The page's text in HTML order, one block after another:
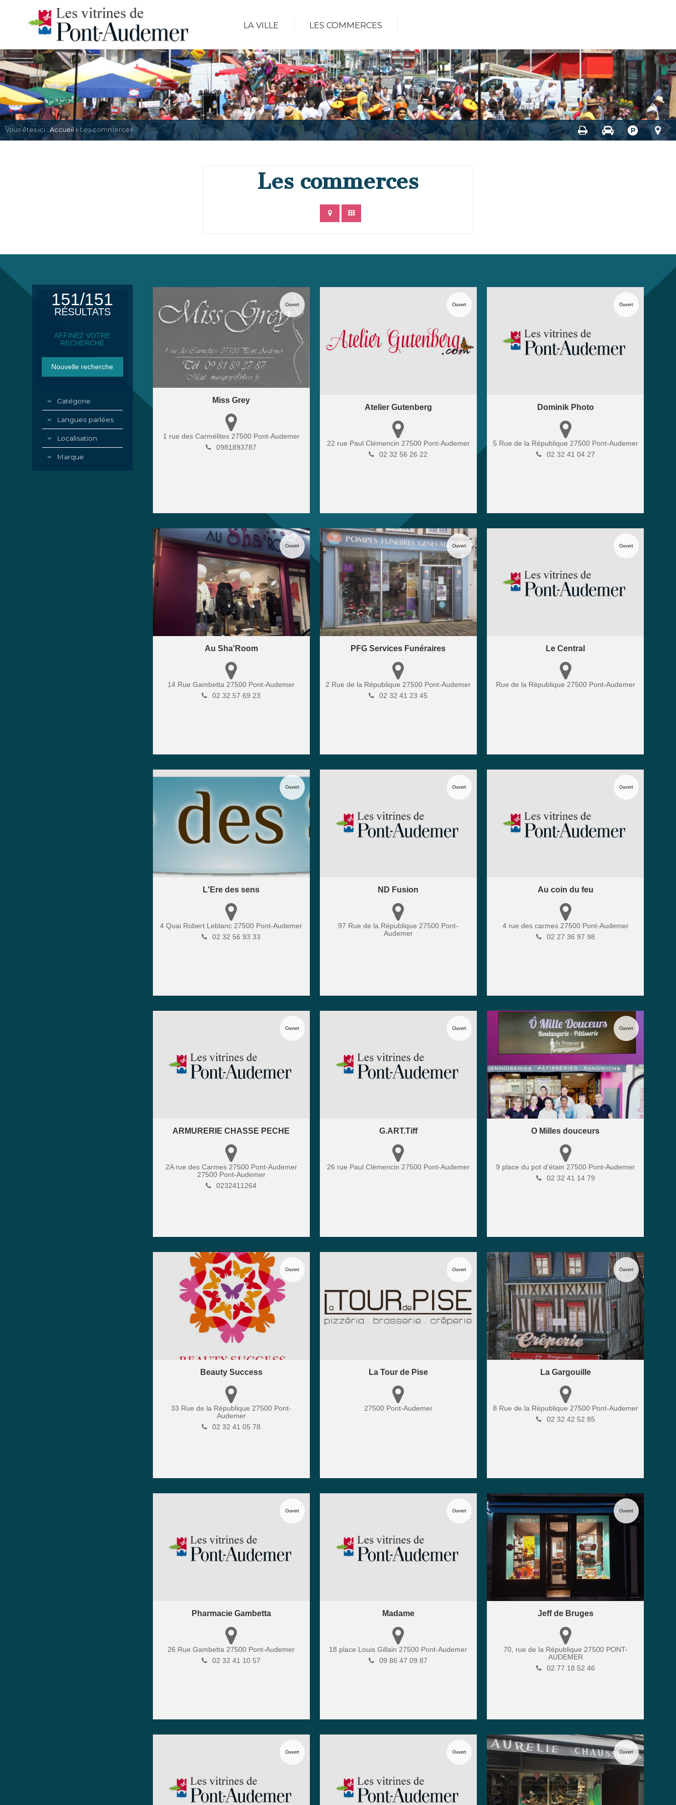
LA VILLE LES COMMERCES
Vous êtes ici :Accueil » Les commerces
Les commerces
151/151
RÉSULTATS
AFFINEZ VOTRE
RECHERCHE
Catégorie
Langues parlées
Localisation
Marque
Miss Grey
1 rue des Carmélites 27500 Pont-Audemer
0981893787
Ouvert
Atelier Gutenberg
22 rue Paul Clémencin 27500 Pont-Audemer
02 32 56 26 22
Ouvert
Dominik Photo
5 Rue de la République 27500 Pont-Audemer
02 32 41 04 27
Ouvert
Au Sha'Room
14 Rue Gambetta27500 Pont-Audemer
02 32 57 69 23
Ouvert
PFG Services Funéraires
2 Rue de la République27500 Pont-Audemer
02 32 41 23 45
Ouvert
Le Central
Rue de la République 27500 Pont-Audemer
Ouvert
L'Ere des sens
4 Quai Robert Leblanc27500 Pont-Audemer
02 32 56 93 33
Ouvert
ND Fusion
97 Rue de la République27500 Pont-
Audemer
Ouvert
Au coin du feu
4 rue des carmes 27500 Pont-Audemer
02 27 36 97 98
Ouvert
ARMURERIE CHASSE PECHE
2A rue des Carmes 27500 Pont-Audemer
27500 Pont-Audemer
0232411264
Ouvert
G.ART.Tiff
26 rue Paul Clémencin 27500 Pont-Audemer
Ouvert
O Milles douceurs
9 place du pot d'étain 27500 Pont-Audemer
02 32 41 14 79
Ouvert
Beauty Success
33 Rue de la République27500 Pont-
Audemer
02 32 41 05 78
Ouvert
La Tour de Pise
27500 Pont-Audemer
Ouvert
La Gargouille
8 Rue de la République 27500 Pont-Audemer
02 32 42 52 85
Ouvert
Pharmacie Gambetta
26 Rue Gambetta27500 Pont-Audemer
02 32 41 10 57
Ouvert
Madame
18 place Louis Gillain27500 Pont-Audemer
09 86 47 09 87
Ouvert
Jeff de Bruges
70, rue de la République 27500 PONT-
AUDEMER
02 77 18 52 46
Ouvert
Ouvert Ouvert Ouvert